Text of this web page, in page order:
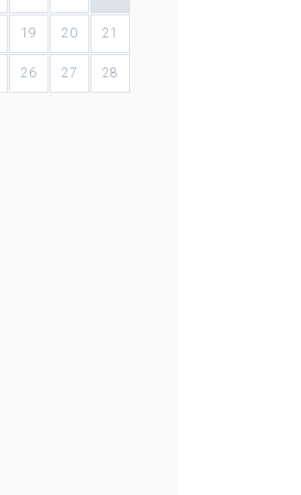
19 20 21
26 27 28